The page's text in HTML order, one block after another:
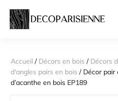
Accueil / Décors en bois / Décors
d'angles pairs en bois / Décor pair
d’acanthe en bois EP189